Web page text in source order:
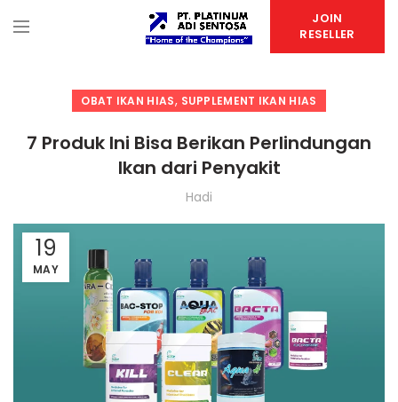
JOIN
RESELLER
OBAT IKAN HIAS, SUPPLEMENT IKAN HIAS
7 Produk Ini Bisa Berikan Perlindungan
Ikan dari Penyakit
Hadi
19
MAY